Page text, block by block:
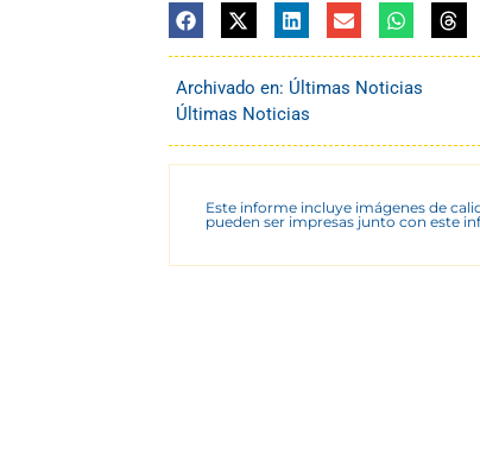
Archivado en: Últimas Noticias
Últimas Noticias
Este informe incluye imágenes de
pueden ser impresas junto con este